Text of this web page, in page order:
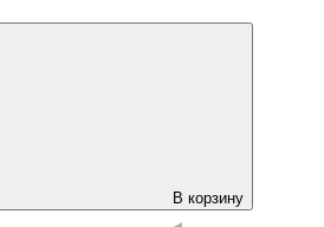
В корзину